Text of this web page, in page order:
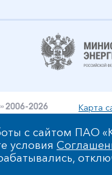
2006-2026
Карта
и праве
в отношении
с сайтом ПАО
условия